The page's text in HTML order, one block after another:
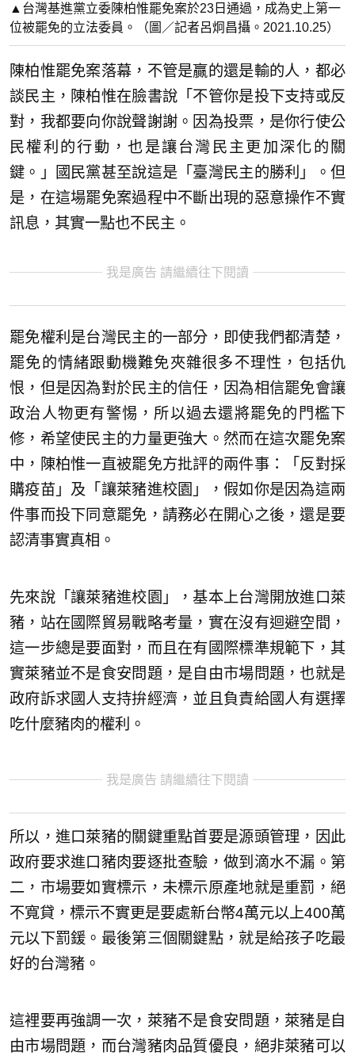
▲台灣基進黨立委陳柏惟罷免案於23日通過，成為史上第一
位被罷免的立法委員。（圖／記者呂炯昌攝。2021.10.25）
陳柏惟罷免案落幕，不管是贏的還是輸的人，都必
談民主，陳柏惟在臉書說「不管你是投下支持或反
對，我都要向你說聲謝謝。因為投票，是你行使公
民權利的行動，也是讓台灣民主更加深化的關
鍵。」國民黨甚至說這是「臺灣民主的勝利」。但
是，在這場罷免案過程中不斷出現的惡意操作不實
訊息，其實一點也不民主。
我是廣告 請繼續往下閱讀
罷免權利是台灣民主的一部分，即使我們都清楚，
罷免的情緒跟動機難免夾雜很多不理性，包括仇
恨，但是因為對於民主的信任，因為相信罷免會讓
政治人物更有警惕，所以過去還將罷免的門檻下
修，希望使民主的力量更強大。然而在這次罷免案
中，陳柏惟一直被罷免方批評的兩件事：「反對採
購疫苗」及「讓萊豬進校園」，假如你是因為這兩
件事而投下同意罷免，請務必在開心之後，還是要
認清事實真相。
先來說「讓萊豬進校園」，基本上台灣開放進口萊
豬，站在國際貿易戰略考量，實在沒有迴避空間，
這一步總是要面對，而且在有國際標準規範下，其
實萊豬並不是食安問題，是自由市場問題，也就是
政府訴求國人支持拚經濟，並且負責給國人有選擇
吃什麼豬肉的權利。
我是廣告 請繼續往下閱讀
所以，進口萊豬的關鍵重點首要是源頭管理，因此
政府要求進口豬肉要逐批查驗，做到滴水不漏。第
二，市場要如實標示，未標示原產地就是重罰，絕
不寬貸，標示不實更是要處新台幣4萬元以上400萬
元以下罰鍰。最後第三個關鍵點，就是給孩子吃最
好的台灣豬。
這裡要再強調一次，萊豬不是食安問題，萊豬是自
由市場問題，而台灣豬肉品質優良，絕非萊豬可以